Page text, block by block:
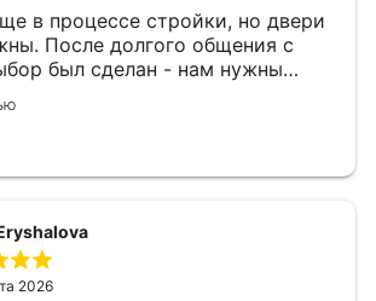
в процессе стройки, но двери
После долгого общения с
был сделан - нам нужны
Композит, которые нашлись
. Менеджер Филипп
вопросы, посчитал стоимость и
двери, ответили на все
работой мы довольны.
благодарность!
2026